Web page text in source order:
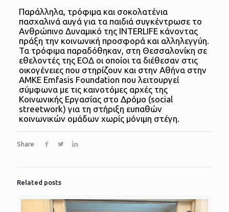
Παράλληλα, τρόφιμα και σοκολατένια
πασχαλινά αυγά για τα παιδιά συγκέντρωσε το
Ανθρώπινο Δυναμικό της INTERLIFE κάνοντας
πράξη την κοινωνική προσφορά και αλληλεγγύη.
Τα τρόφιμα παραδόθηκαν, στη Θεσσαλονίκη σε
εθελοντές της ΕΟΔ οι οποίοι τα διέθεσαν στις
οικογένειες που στηρίζουν και στην Αθήνα στην
ΑΜΚΕ Emfasis Foundation που λειτουργεί
σύμφωνα με τις καινοτόμες αρχές της
Κοινωνικής Εργασίας στο Δρόμο (social
streetwork) για τη στήριξη ευπαθών
κοινωνικών ομάδων χωρίς μόνιμη στέγη.
Share
Related posts